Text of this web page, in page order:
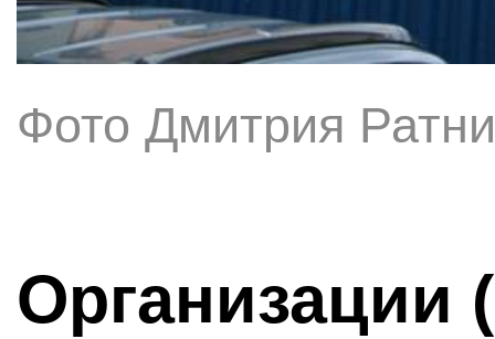
Фото Дмитрия
Организации